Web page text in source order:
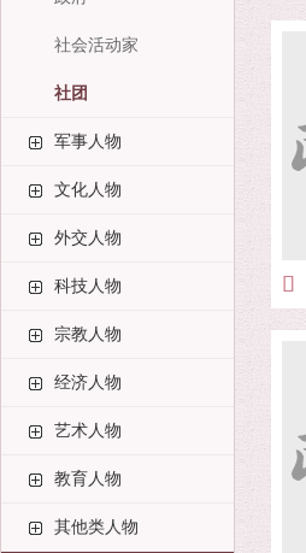
社会活动家
社团
军事人物
文化人物
外交人物
科技人物
宗教人物
经济人物
艺术人物
教育人物
其他类人物